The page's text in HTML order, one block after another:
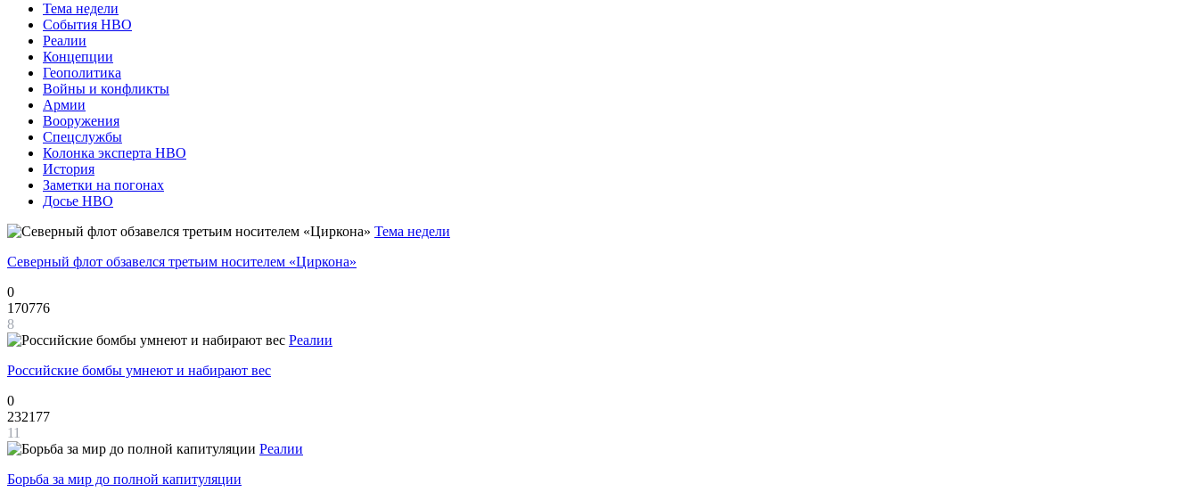
Тема недели
События НВО
Реалии
Концепции
Геополитика
Войны и конфликты
Армии
Вооружения
Спецслужбы
Колонка эксперта НВО
История
Заметки на погонах
Досье НВО
Тема недели
Северный флот обзавелся третьим носителем «Циркона»
0
170776
8
Реалии
Российские бомбы умнеют и набирают вес
0
232177
11
Реалии
Борьба за мир до полной капитуляции